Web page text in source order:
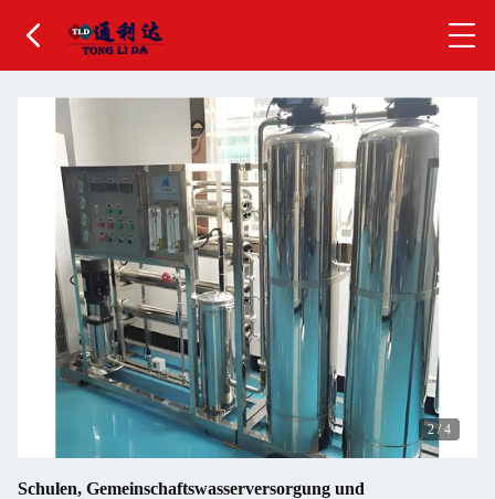
2/ 4
Schulen, Gemeinschaftswasserversorgung und